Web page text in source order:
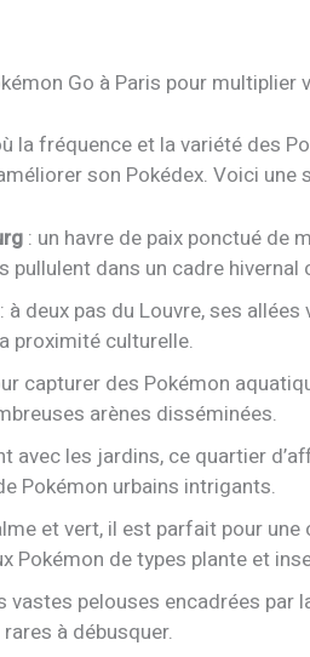
Go à Paris pour multiplier
la fréquence et la variété des
son Pokédex. Voici une
: un havre de paix ponctué de
pullulent dans un cadre hivernal
: à deux pas du Louvre, ses
proximité culturelle.
capturer des Pokémon
arènes disséminées.
avec les jardins, ce quartier
Pokémon urbains intrigants.
et vert, il est parfait pour
Pokémon de types plante et
vastes pelouses encadrées par
à débusquer.